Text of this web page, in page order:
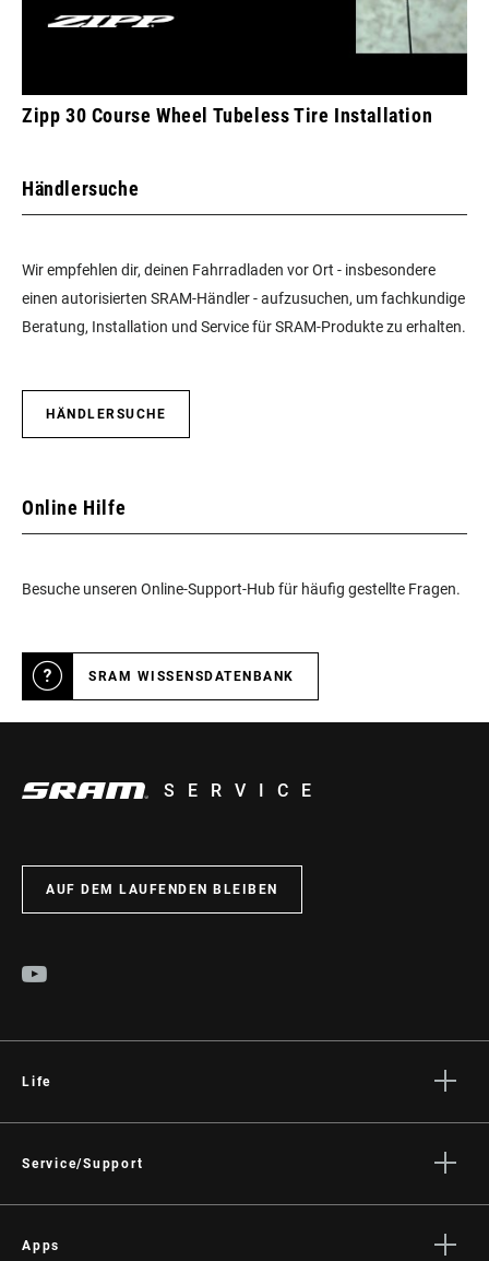
Zipp 30 Course Wheel Tubeless Tire Installation
Händlersuche
Wir empfehlen dir, deinen Fahrradladen vor Ort - insbesondere
einen autorisierten SRAM-Händler - aufzusuchen, um fachkundige
Beratung, Installation und Service für SRAM-Produkte zu erhalten.
HÄNDLERSUCHE
Online Hilfe
Besuche unseren Online-Support-Hub für häufig gestellte Fragen.
SRAM WISSENSDATENBANK
SERVICE
AUF DEM LAUFENDEN BLEIBEN
Life
Kultur
Service/Support
Händler Support
Apps